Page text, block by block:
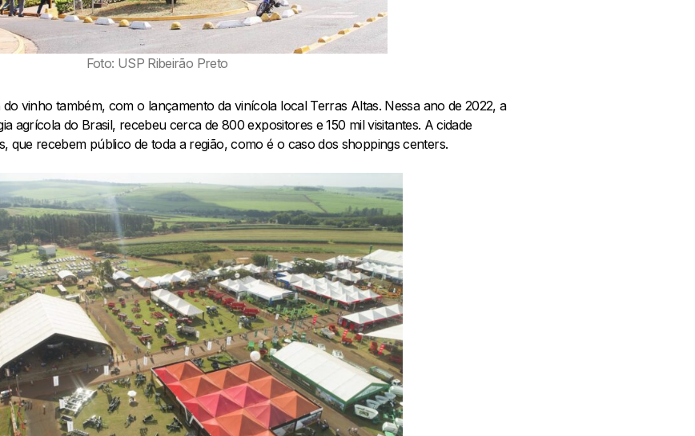
Foto: USP Ribeirão Preto
vinho também, com o lançamento da vinícola local Terras Altas. Nessa ano de 2022, a
agrícola do Brasil, recebeu cerca de 800 expositores e 150 mil visitantes. A cidade
que recebem público de toda a região, como é o caso dos shoppings centers.